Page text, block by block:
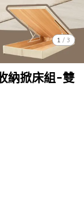
1 / 3
納掀床組-雙